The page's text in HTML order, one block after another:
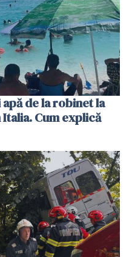
de la robinet la
Cum explică